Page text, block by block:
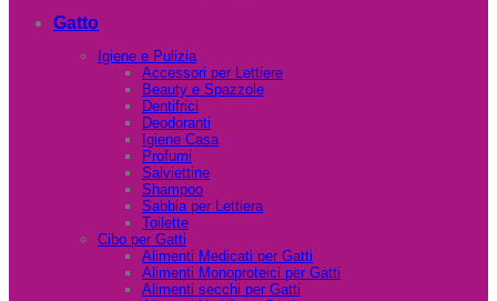
Gatto
Igiene e Pulizia
Accessori per Lettiere
Beauty e Spazzole
Dentifrici
Deodoranti
Igiene Casa
Profumi
Salviettine
Shampoo
Sabbia per Lettiera
Toilette
Cibo per Gatti
Alimenti Medicati per Gatti
Alimenti Monoproteici per Gatti
Alimenti secchi per Gatti